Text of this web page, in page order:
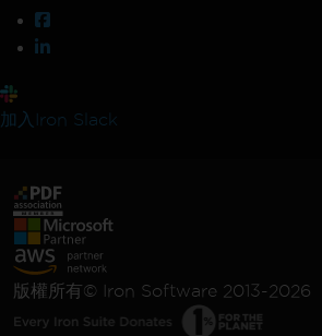
加入Iron Slack
版權所有© Iron Software 2013-2026